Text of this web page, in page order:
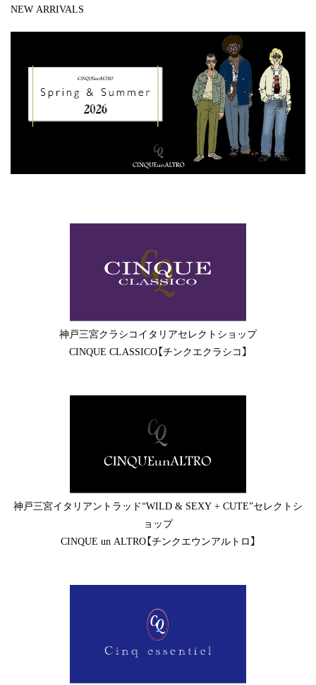
NEW ARRIVALS
神戸三宮クラシコイタリアセレクトショップ
CINQUE CLASSICO【チンクエクラシコ】
神戸三宮イタリアントラッド“WILD & SEXY + CUTE”セレクトシ
ョップ
CINQUE un ALTRO【チンクエウンアルトロ】